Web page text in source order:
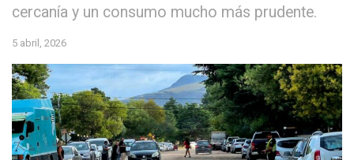
cercanía y un consumo mucho más prudente.
5 abril, 2026